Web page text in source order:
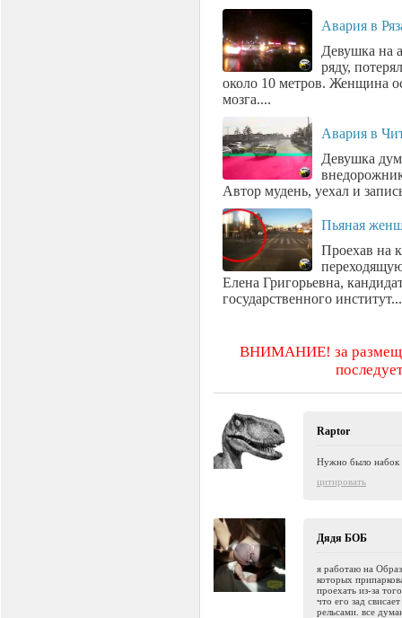
Авария в
Девушка на
ряду,
около 10 метров. Женщина
мозга....
Авария в
Девушка
Автор мудень, уехал и
Пьяная
Проехав на
Елена Григорьевна,
государственного институт...
ВНИМАНИЕ! за
Raptor
Нужно было набок
цитировать
Дядя БОБ
я работаю на
которых
проехать из-за
что его зад
рельсами. все